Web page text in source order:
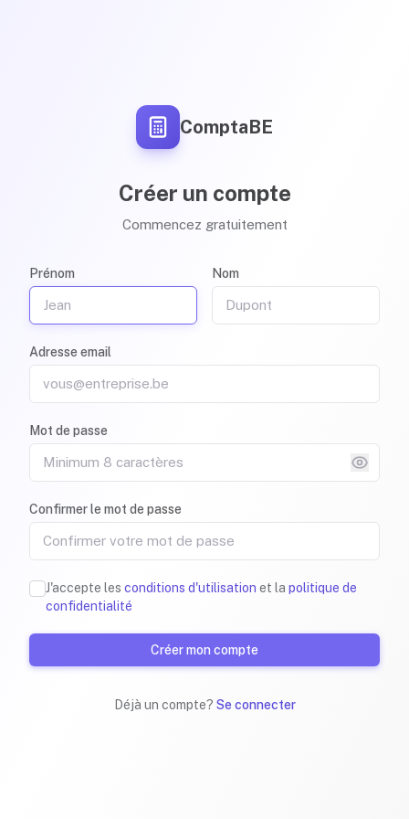
ComptaBE
Créer un compte
Commencez gratuitement
Prénom Nom
Adresse email
Mot de passe
Confirmer le mot de passe
J'accepte les conditions d'utilisation et la politique de
confidentialité
Créer mon compte
Déjà un compte? Se connecter